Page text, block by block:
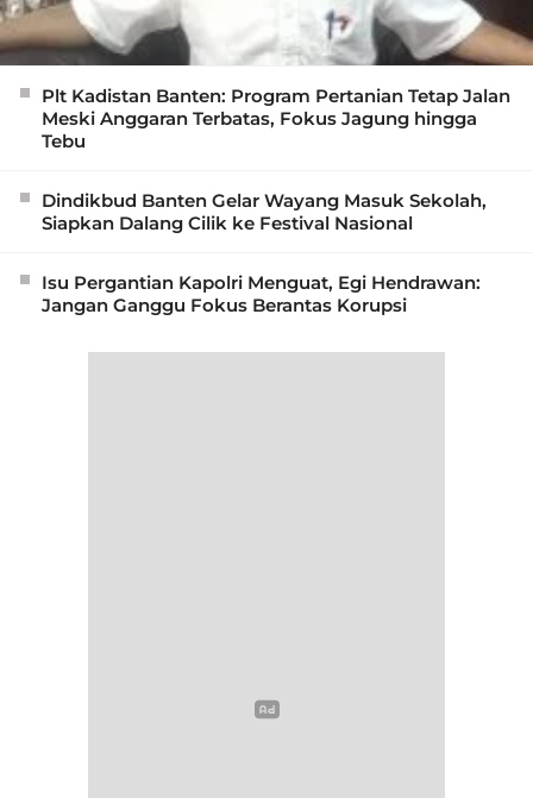
Plt Kadistan Banten: Program Pertanian Tetap Jalan
Meski Anggaran Terbatas, Fokus Jagung hingga
Tebu
Dindikbud Banten Gelar Wayang Masuk Sekolah,
Siapkan Dalang Cilik ke Festival Nasional
Isu Pergantian Kapolri Menguat, Egi Hendrawan:
Jangan Ganggu Fokus Berantas Korupsi